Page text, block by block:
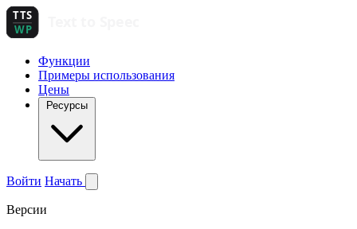
Функции
Примеры использования
Цены
Ресурсы
Войти Начать
Версии